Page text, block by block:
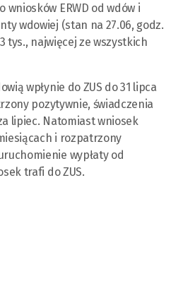
wniosków ERWD od wdów i
wdowiej (stan na 27.06, godz.
tys., najwięcej ze wszystkich
wpłynie do ZUS do 31 lipca
pozytywnie, świadczenia
lipiec. Natomiast wniosek
i rozpatrzony
wypłaty od
trafi do ZUS.